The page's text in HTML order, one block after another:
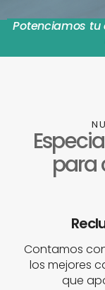
Potenciamos tu
para
Contamos
los mejores
que